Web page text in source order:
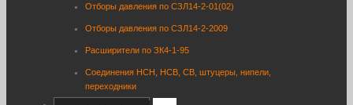
Отборы давления по СЗЛ14-2-01(02)
Отборы давления по СЗЛ14-2-2009
Расширители по ЗК4-1-95
Соединения НСН, НСВ, СВ, штуцеры, нипели,
переходники